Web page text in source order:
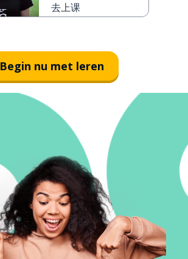
去上课
Begin nu met leren